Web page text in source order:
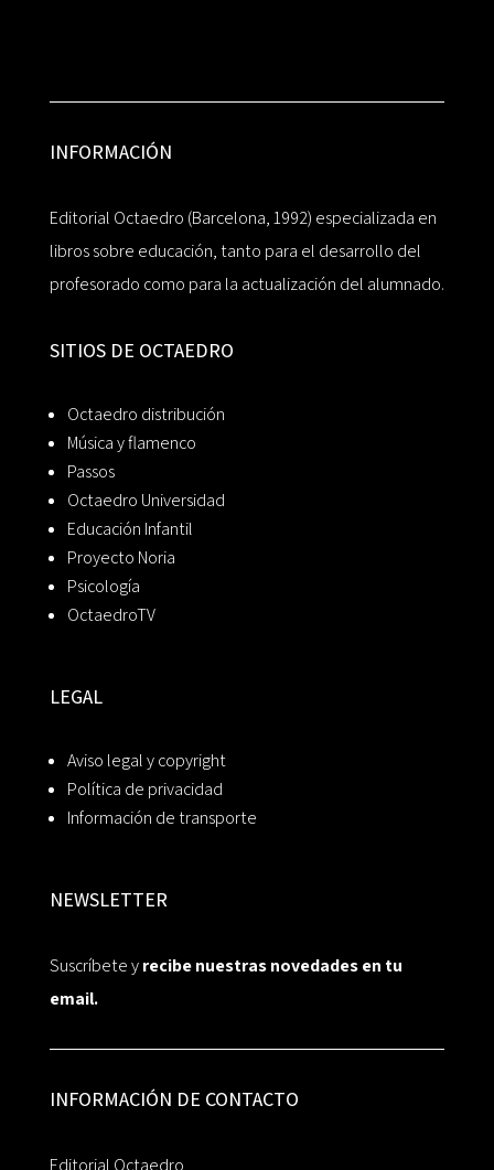
INFORMACIÓN
Editorial Octaedro (Barcelona, 1992) especializada en
libros sobre educación, tanto para el desarrollo del
profesorado como para la actualización del alumnado.
SITIOS DE OCTAEDRO
Octaedro distribución
Música y flamenco
Passos
Octaedro Universidad
Educación Infantil
Proyecto Noria
Psicología
OctaedroTV
LEGAL
Aviso legal y copyright
Política de privacidad
Información de transporte
NEWSLETTER
Suscríbete yrecibe nuestras novedades en tu
email.
INFORMACIÓN DE CONTACTO
Editorial Octaedro